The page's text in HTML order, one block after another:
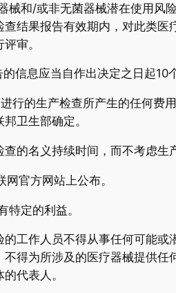
械和/或非无菌器械潜在使用
结果报告有效期内，对此类
审。
信息应当自作出决定之日起
行的生产检查所产生的任何
卫生部确定。
的名义持续时间，而不考虑生
官方网站上公布。
特定的利益。
工作人员不得从事任何可能
得为所涉及的医疗器械提供
代表人。